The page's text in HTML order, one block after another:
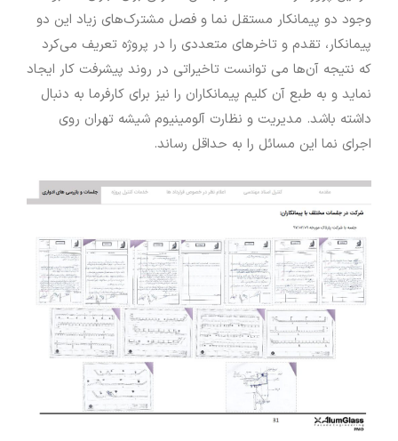
وجود دو پیمانکار مستقل نما و فصل مشترک‌های زیاد این دو
پیمانکار، تقدم و تاخرهای متعددی را در پروژه تعریف می‌کرد
که نتیجه آن‌ها می توانست تاخیراتی در روند پیشرفت کار ایجاد
نماید و به طبع آن کلیم پیمانکاران را نیز برای کارفرما به دنبال
داشته باشد. مدیریت و نظارت آلومینیوم شیشه تهران روی
اجرای نما این مسائل را به حداقل رساند.